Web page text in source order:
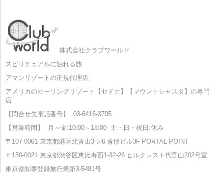
株式会社クラブワールド
スピリチュアルに触れる旅
アマンリゾートの正規代理店。
アメリカのヒーリングリゾート【セドナ】【マウントシャスタ】の専門
店
【問合せ先電話番号】
03-6416-3705
【営業時間】
月～金:10:00～18:00 土・日・祝日:休み
〒107-0061 東京都港区北青山3-5-6 青朋ビル3F PORTAL POINT
〒150-0021 東京都渋谷区恵比寿西1-32-26 ヒルクレスト代官山202号室
東京都知事登録旅行業第3-5481号